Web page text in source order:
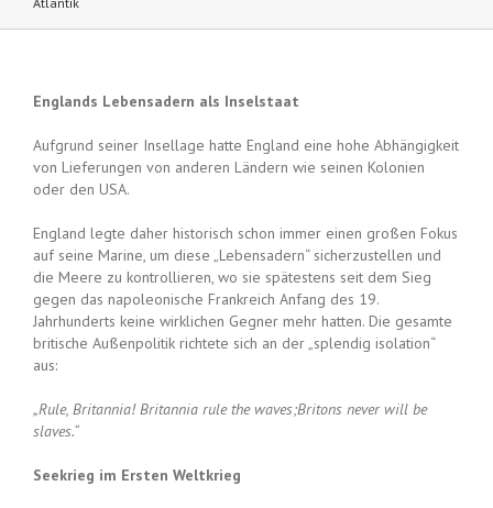
Englands Lebensadern als Inselstaat
Aufgrund seiner Insellage hatte England eine hohe Abhängigkeit
von Lieferungen von anderen Ländern wie seinen Kolonien
oder den USA.
England legte daher historisch schon immer einen großen Fokus
auf seine Marine, um diese „Lebensadern“ sicherzustellen und
die Meere zu kontrollieren, wo sie spätestens seit dem Sieg
gegen das napoleonische Frankreich Anfang des 19.
Jahrhunderts keine wirklichen Gegner mehr hatten. Die gesamte
britische Außenpolitik richtete sich an der „splendig isolation“
aus:
„Rule, Britannia! Britannia rule the waves;Britons never will be
slaves.“
Seekrieg im Ersten Weltkrieg